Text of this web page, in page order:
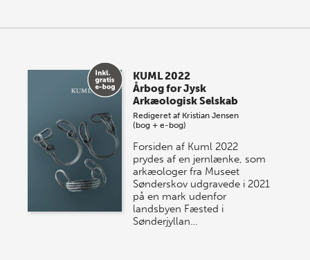
KUML 2022
Årbog for Jysk
Arkæologisk Selskab
Redigeret af Kristian Jensen
(bog + e-bog)
Forsiden af Kuml 2022
prydes af en jernlænke, som
arkæologer fra Museet
Sønderskov udgravede i 2021
på en mark udenfor
landsbyen Fæsted i
Sønderjyllan…